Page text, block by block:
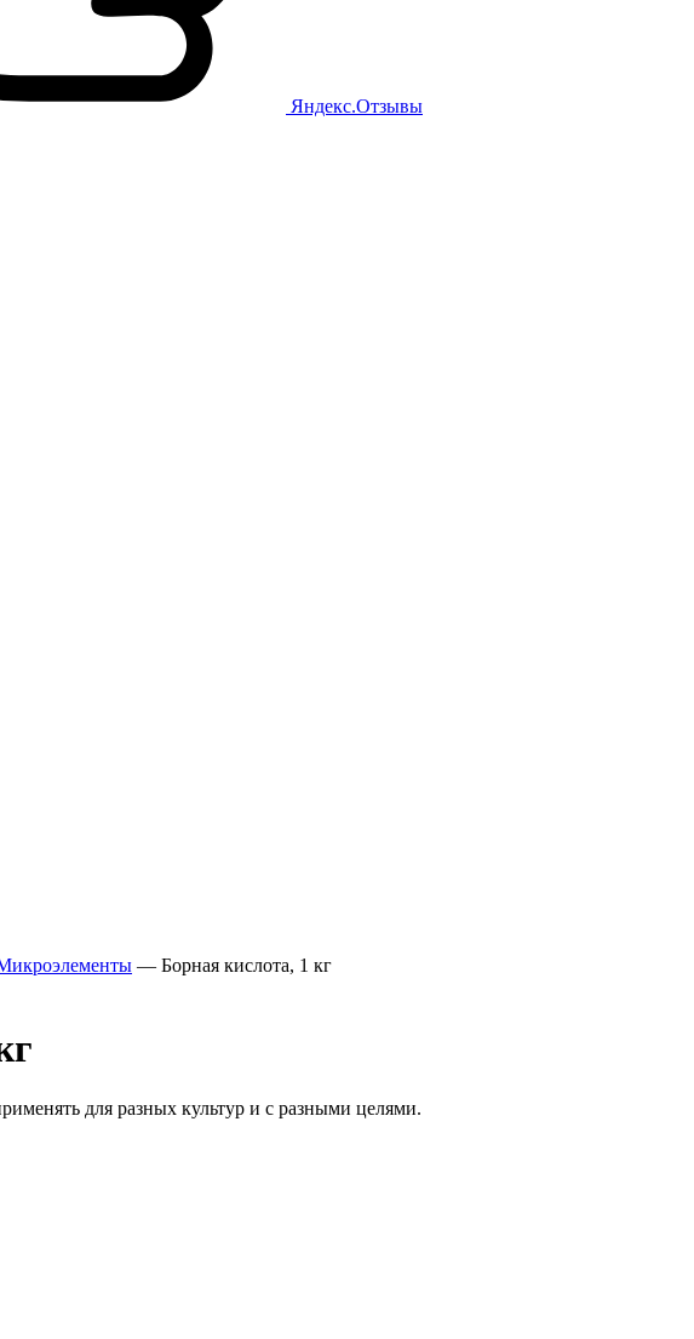
Яндекс.Отзывы
— Борная кислота, 1 кг
для разных культур и с разными целями.